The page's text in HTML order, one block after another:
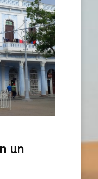
un